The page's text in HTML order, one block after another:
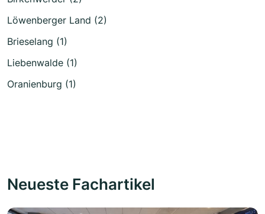
Löwenberger Land (2)
Brieselang (1)
Liebenwalde (1)
Oranienburg (1)
Neueste Fachartikel